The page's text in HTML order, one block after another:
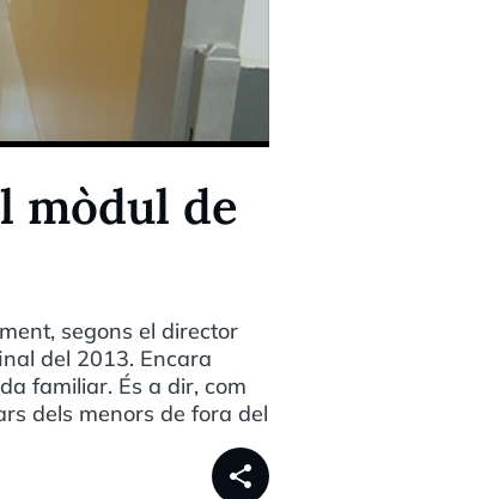
mòdul de
segons el director
del 2013. Encara
familiar. És a dir, com
dels menors de fora del
share